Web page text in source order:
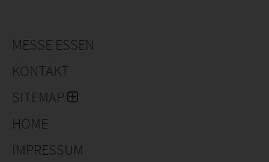
MESSE ESSEN
KONTAKT
SITEMAP
HOME
IMPRESSUM